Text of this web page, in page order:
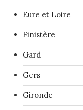
Eure et Loire
Finistère
Gard
Gers
Gironde